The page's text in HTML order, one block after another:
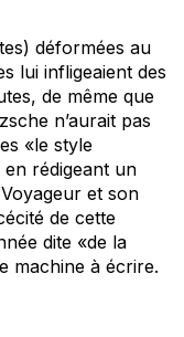
déformées au
lui infligeaient des
de même que
n’aurait pas
«le style
en rédigeant un
et son
de cette
dite «de la
machine à écrire.